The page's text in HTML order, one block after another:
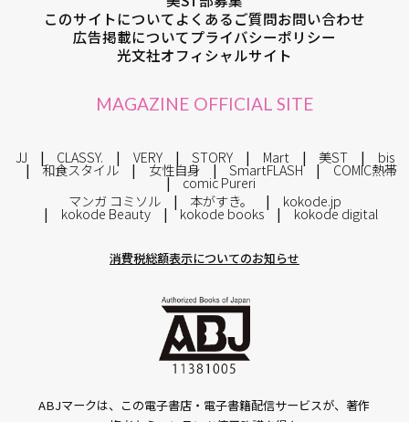
このサイトについてよくあるご質問お問い合わせ
広告掲載についてプライバシーポリシー
光文社オフィシャルサイト
MAGAZINE OFFICIAL SITE
JJ CLASSY. VERY STORY Mart 美ST bis
和食スタイル 女性自身 SmartFLASH COMIC熱帯
comic Pureri
マンガ コミソル
本がすき。 kokode.jp
kokode Beauty kokode books kokode digital
消費税総額表示についてのお知らせ
ABJマークは、この電子書店・電子書籍配信サービスが、著作